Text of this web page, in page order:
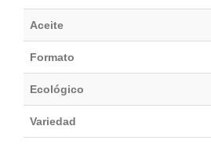
Aceite
Formato
Ecológico
Variedad